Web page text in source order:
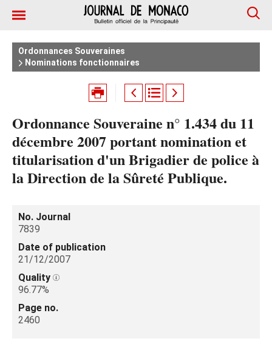
Ordonnances Souveraines
Nominations fonctionnaires
Ordonnance Souveraine n° 1.434 du 11
décembre 2007 portant nomination et
titularisation d'un Brigadier de police à
la Direction de la Sûreté Publique.
No. Journal
7839
Date of publication
21/12/2007
Quality
96.77%
Page no.
2460